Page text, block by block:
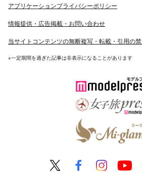
2013年、2013年度の自転車駐車場整
春の火災予防運動のポスターイメー
年少で「西郷細布子」を演じる。時
れたが、実際は2012年、鈴木福主演
2013年3月、『ピチレモン』の専属
2013年3月29日から、CS放送のフ
金曜日深夜0:00から放映される『イ
in TOKYO』で、主人公の相原琴子
湾、インド、シンガポールでも放送
アプリケーションプライバシーポリシー
情報提供・広告掲載・お問い合わせ
当サイトコンテンツの無断複写・転載・引用の
※一定期間を過ぎた記事は非表示になることがあります